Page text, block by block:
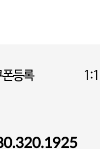
등록
보관리책임자 김상현